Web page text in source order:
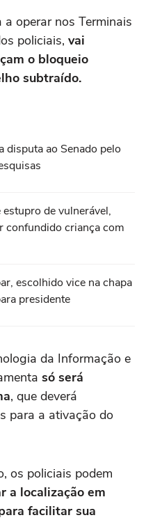
operar nos Terminais
policiais, vai
o bloqueio
subtraído.
disputa ao Senado pelo
de vulnerável,
confundido criança com
escolhido vice na chapa
presidente
da Informação e
só será
, que deverá
para a ativação do
os policiais podem
a localização em
facilitar sua